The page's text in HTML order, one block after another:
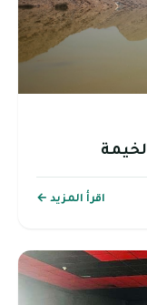
اقرأ المزيد ←